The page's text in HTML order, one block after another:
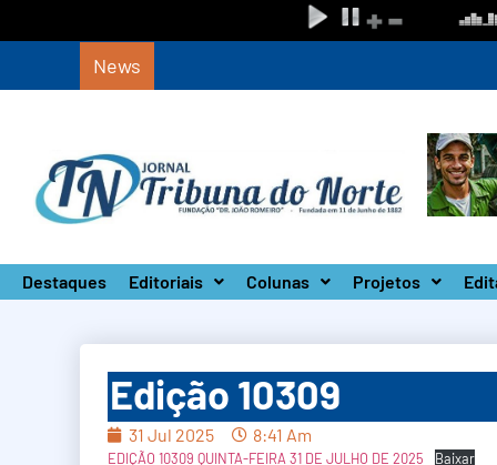
News Circuito Paulista Open marca a primeira
Destaques Editoriais Colunas Projetos
Edição 10309
31 Jul 2025 8:41 Am
EDIÇÃO 10309 QUINTA-FEIRA 31 DE JULHO DE 2025 Baixar